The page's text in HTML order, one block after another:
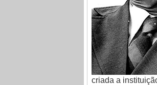
criada a